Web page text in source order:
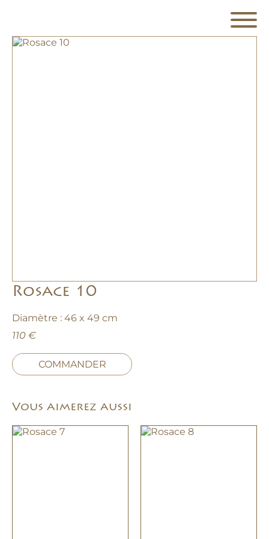
Rosace 10
Diamètre : 46 x 49 cm
110 €
COMMANDER
Vous aimerez aussi